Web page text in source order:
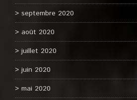
septembre 2020
août 2020
juillet 2020
juin 2020
mai 2020